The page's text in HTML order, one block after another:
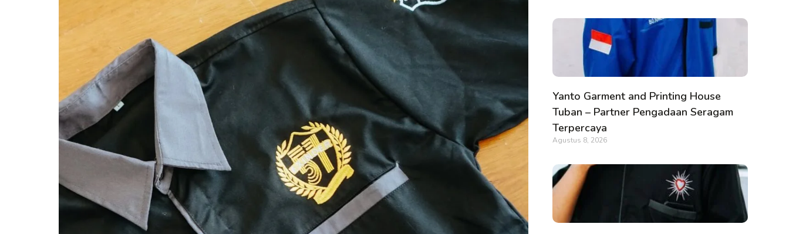
Yanto Garment and Printing House
Tuban – Partner Pengadaan Seragam
Terpercaya
Agustus 8, 2026